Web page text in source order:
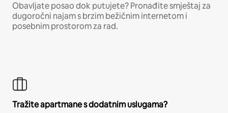
Obavljate posao dok putujete? Pronađite smještaj za
dugoročni najam s brzim bežičnim internetom i
posebnim prostorom za rad.
Tražite apartmane s dodatnim uslugama?